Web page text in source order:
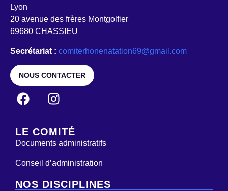
Lyon
20 avenue des frères Montgolfier
69680 CHASSIEU
Secrétariat : comiterhonenatation69@gmail.com
NOUS CONTACTER
LE COMITÉ
Documents administratifs
Conseil d’administration
NOS DISCIPLINES